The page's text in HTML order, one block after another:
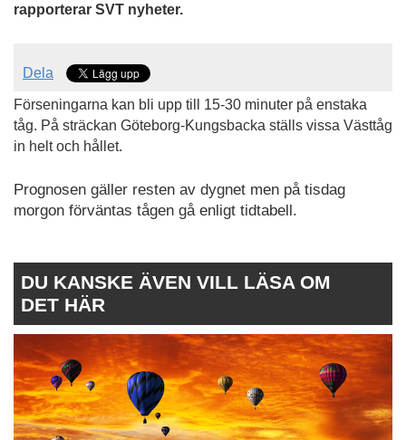
rapporterar SVT nyheter.
Dela
Förseningarna kan bli upp till 15-30 minuter på enstaka
tåg. På sträckan Göteborg-Kungsbacka ställs vissa Västtåg
in helt och hållet.
Prognosen gäller resten av dygnet men på tisdag
morgon förväntas tågen gå enligt tidtabell.
DU KANSKE ÄVEN VILL LÄSA OM
DET HÄR